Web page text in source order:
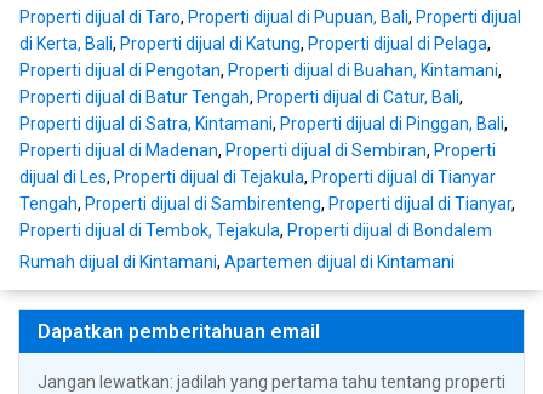
Properti dijual di Taro, Properti dijual di Pupuan, Bali, Properti dijual
di Kerta, Bali, Properti dijual di Katung, Properti dijual di Pelaga,
Properti dijual di Pengotan, Properti dijual di Buahan, Kintamani,
Properti dijual di Batur Tengah, Properti dijual di Catur, Bali,
Properti dijual di Satra, Kintamani, Properti dijual di Pinggan, Bali,
Properti dijual di Madenan, Properti dijual di Sembiran, Properti
dijual di Les, Properti dijual di Tejakula, Properti dijual di Tianyar
Tengah, Properti dijual di Sambirenteng, Properti dijual di Tianyar,
Properti dijual di Tembok, Tejakula, Properti dijual di Bondalem
Rumah dijual di Kintamani, Apartemen dijual di Kintamani
Dapatkan pemberitahuan email
Jangan lewatkan: jadilah yang pertama tahu tentang properti